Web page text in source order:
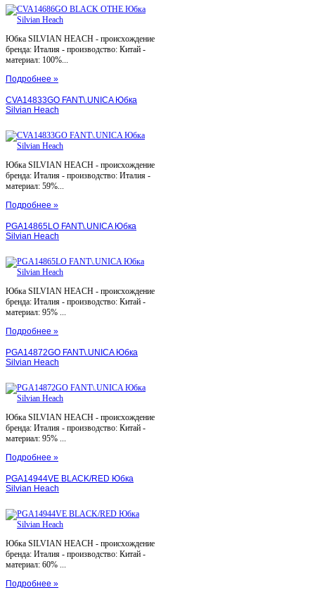
Юбка SILVIAN HEACH - происхождение
бренда: Италия - производство: Китай -
материал: 100%...
Подробнее »
CVA14833GO FANT\.UNICA Юбка
Silvian Heach
Юбка SILVIAN HEACH - происхождение
бренда: Италия - производство: Италия -
материал: 59%...
Подробнее »
PGA14865LO FANT\.UNICA Юбка
Silvian Heach
Юбка SILVIAN HEACH - происхождение
бренда: Италия - производство: Китай -
материал: 95% ...
Подробнее »
PGA14872GO FANT\.UNICA Юбка
Silvian Heach
Юбка SILVIAN HEACH - происхождение
бренда: Италия - производство: Китай -
материал: 95% ...
Подробнее »
PGA14944VE BLACK/RED Юбка
Silvian Heach
Юбка SILVIAN HEACH - происхождение
бренда: Италия - производство: Китай -
материал: 60% ...
Подробнее »